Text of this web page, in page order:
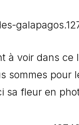
à voir dans ce
sommes pour
sa fleur en